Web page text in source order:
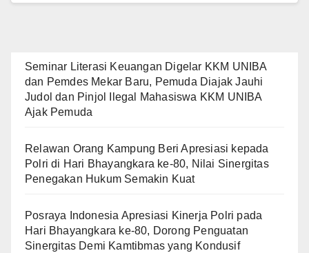
Seminar Literasi Keuangan Digelar KKM UNIBA
dan Pemdes Mekar Baru, Pemuda Diajak Jauhi
Judol dan Pinjol Ilegal Mahasiswa KKM UNIBA
Ajak Pemuda
Relawan Orang Kampung Beri Apresiasi kepada
Polri di Hari Bhayangkara ke-80, Nilai Sinergitas
Penegakan Hukum Semakin Kuat
Posraya Indonesia Apresiasi Kinerja Polri pada
Hari Bhayangkara ke-80, Dorong Penguatan
Sinergitas Demi Kamtibmas yang Kondusif